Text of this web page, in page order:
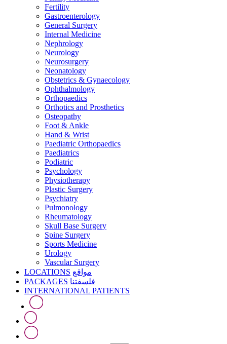
Fertility
Gastroenterology
General Surgery
Internal Medicine
Nephrology
Neurology
Neurosurgery
Neonatology
Obstetrics & Gynaecology
Ophthalmology
Orthopaedics
Orthotics and Prosthetics
Osteopathy
Foot & Ankle
Hand & Wrist
Paediatric Orthopaedics
Paediatrics
Podiatric
Psychology
Physiotherapy
Plastic Surgery
Psychiatry
Pulmonology
Rheumatology
Skull Base Surgery
Spine Surgery
Sports Medicine
Urology
Vascular Surgery
LOCATIONS مواقع
PACKAGES فلسفتنا
INTERNATIONAL PATIENTS